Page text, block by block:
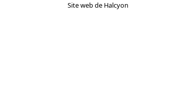
Site web de Halcyon